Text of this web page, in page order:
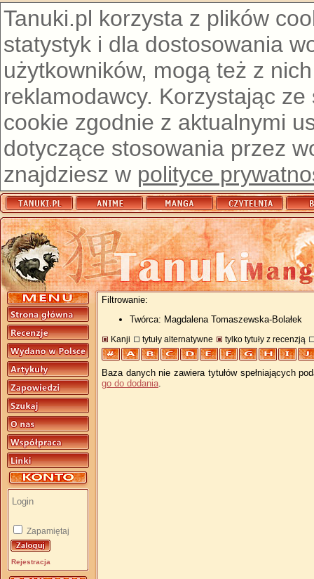
Tanuki.pl korzysta z plików
statystyk i dla dostosowania
użytkowników, mogą też z
reklamodawcy. Korzystając
cookie zgodnie z aktualnymi
dotyczące stosowania przez
znajdziesz w polityce
Zapamiętaj
Rejestracja
Filtrowanie:
Twórca: Magdalena Tomaszewska-Bolałek
Kanji tytuły alternatywne tylko tytuły z recenzją
Baza danych nie zawiera tytułów spełniających
go do dodania.